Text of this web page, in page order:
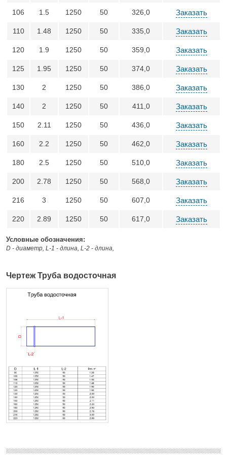
106 1.5 1250 50 326,0 Заказать
110 1.48 1250 50 335,0 Заказать
120 1.9 1250 50 359,0 Заказать
125 1.95 1250 50 374,0 Заказать
130 2 1250 50 386,0 Заказать
140 2 1250 50 411,0 Заказать
150 2.11 1250 50 436,0 Заказать
160 2.2 1250 50 462,0 Заказать
180 2.5 1250 50 510,0 Заказать
200 2.78 1250 50 568,0 Заказать
216 3 1250 50 607,0 Заказать
220 2.89 1250 50 617,0 Заказать
Условные обозначения:
D - диаметр, L-1 - длина, L-2 - длина,
Чертеж Труба водосточная